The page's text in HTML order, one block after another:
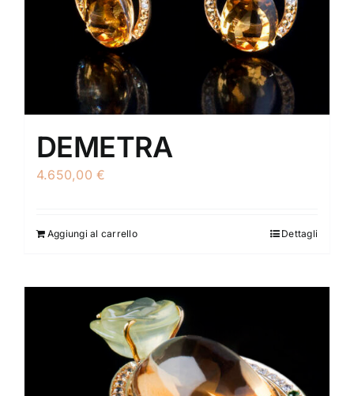
DEMETRA
4.650,00€
Aggiungi al carrello Dettagli